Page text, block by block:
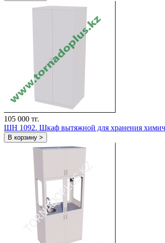
105 000 тг.
ШH 1092. Шкаф вытяжной для хранения
В корзину >